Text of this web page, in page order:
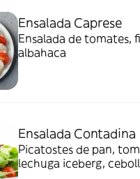
Ensalada Caprese
Ensalada de tomates,
albahaca
Ensalada Contadina
Picatostes de pan,
lechuga iceberg,